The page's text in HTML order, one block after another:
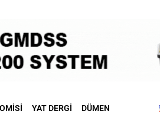
YAT DERGI DÜMEN